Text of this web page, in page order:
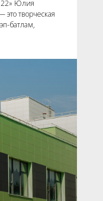
Юлия
это творческая
батлам,